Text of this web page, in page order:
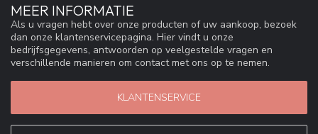
MEER INFORMATIE
Als u vragen hebt over onze producten of uw aankoop, bezoek
dan onze klantenservicepagina. Hier vindt u onze
bedrijfsgegevens, antwoorden op veelgestelde vragen en
verschillende manieren om contact met ons op te nemen.
KLANTENSERVICE